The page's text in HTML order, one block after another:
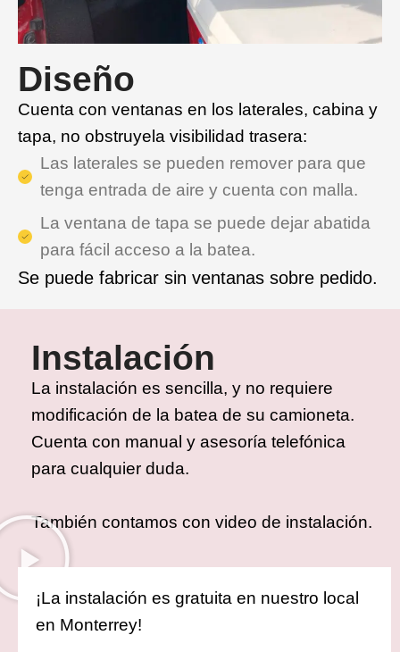
Diseño
Cuenta con ventanas en los laterales, cabina y
tapa, no obstruyela visibilidad trasera:
Las laterales se pueden remover para que
tenga entrada de aire y cuenta con malla.
La ventana de tapa se puede dejar abatida
para fácil acceso a la batea.
Se puede fabricar sin ventanas sobre pedido.
Instalación
La instalación es sencilla, y no requiere
modificación de la batea de su camioneta.
Cuenta con manual y asesoría telefónica
para cualquier duda.
También contamos con video de instalación.
¡La instalación es gratuita en nuestro local
en Monterrey!